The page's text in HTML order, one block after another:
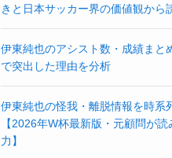
きと日本サッカー界の価値観から
伊東純也のアシスト数・成績まと
で突出した理由を分析
伊東純也の怪我・離脱情報を時系
【2026年W杯最新版・元顧問が
力】